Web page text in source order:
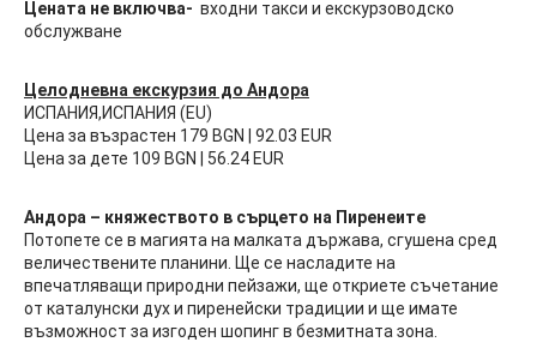
Цената не включва- входни такси и екскурзоводско
обслужване
Целодневна екскурзия до Андора
ИСПАНИЯ,ИСПАНИЯ (EU)
Цена за възрастен 179 BGN | 92.03 EUR
Цена за дете 109 BGN | 56.24 EUR
Андора – княжеството в сърцето на Пиренеите
Потопете се в магията на малката държава, сгушена сред
величествените планини. Ще се насладите на
впечатляващи природни пейзажи, ще откриете съчетание
от каталунски дух и пиренейски традиции и ще имате
възможност за изгоден шопинг в безмитната зона.